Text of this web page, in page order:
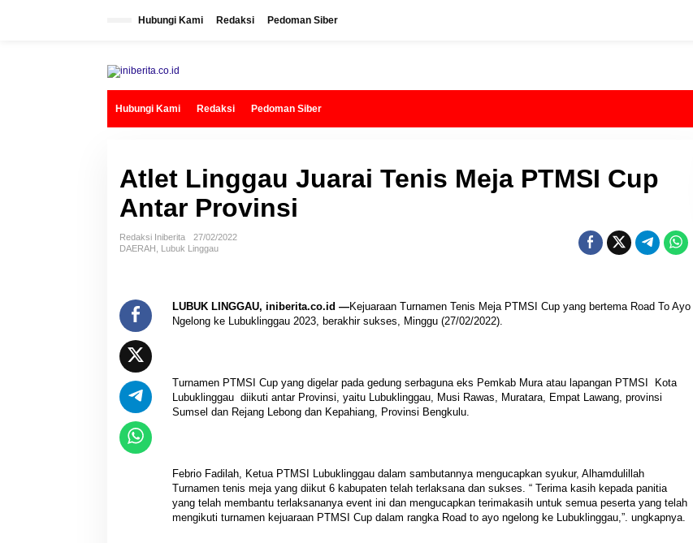
Hubungi Kami Redaksi Pedoman Siber
Hubungi Kami Redaksi Pedoman Siber
Atlet Linggau Juarai Tenis Meja PTMSI Cup
Antar Provinsi
Redaksi Iniberita
27/02/2022
DAERAH
Lubuk Linggau
LUBUK LINGGAU, iniberita.co.id —Kejuaraan Turnamen Tenis Meja PTMSI Cup yang bertema Road To Ayo
Ngelong ke Lubuklinggau 2023, berakhir sukses, Minggu (27/02/2022).
Turnamen PTMSI Cup yang digelar pada gedung serbaguna eks Pemkab Mura atau lapangan PTMSI Kota
Lubuklinggau diikuti antar Provinsi, yaitu Lubuklinggau, Musi Rawas, Muratara, Empat Lawang, provinsi
Sumsel dan Rejang Lebong dan Kepahiang, Provinsi Bengkulu.
Febrio Fadilah, Ketua PTMSI Lubuklinggau dalam sambutannya mengucapkan syukur, Alhamdulillah
Turnamen tenis meja yang diikut 6 kabupaten telah terlaksana dan sukses. “ Terima kasih kepada panitia
yang telah membantu terlaksananya event ini dan mengucapkan terimakasih untuk semua peserta yang telah
mengikuti turnamen kejuaraan PTMSI Cup dalam rangka Road to ayo ngelong ke Lubuklinggau,”. ungkapnya.